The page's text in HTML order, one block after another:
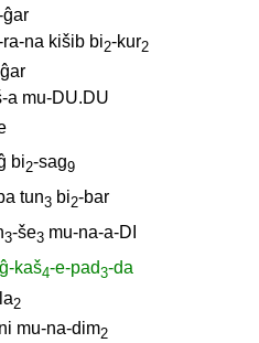
ĝar
ra-na kišib bi2-kur2
a mu-DU.DU
bi2-sag9
tun3 bi2-bar
3-še3 mu-na-a-DI
kaš4-e-pad3-da
2
mu-na-dim2